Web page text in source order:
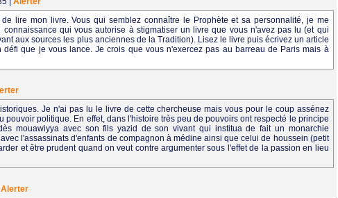
lire mon livre. Vous qui semblez connaître le Prophète et sa personnalité, je me
qui vous autorise à stigmatiser un livre que vous n'avez pas lu (et qui
aux sources les plus anciennes de la Tradition). Lisez le livre puis écrivez un article
que je vous lance. Je crois que vous n'exercez pas au barreau de Paris mais à
Je n'ai pas lu le livre de cette chercheuse mais vous pour le coup assénez
pouvoir politique. En effet, dans l'histoire très peu de pouvoirs ont respecté le principe
mouawiyya avec son fils yazid de son vivant qui institua de fait un monarchie
l'assassinats d'enfants de compagnon à médine ainsi que celui de houssein (petit
et être prudent quand on veut contre argumenter sous l'effet de la passion en lieu
Alerter